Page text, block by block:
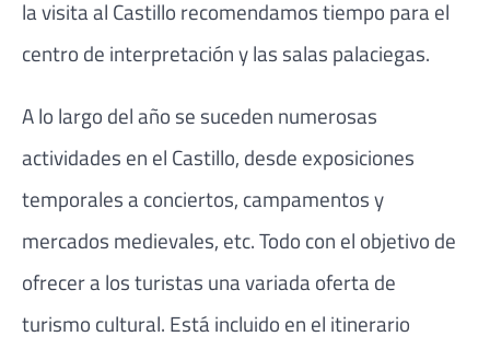
la visita al Castillo recomendamos tiempo para el
centro de interpretación y las salas palaciegas.
A lo largo del año se suceden numerosas
actividades en el Castillo, desde exposiciones
temporales a conciertos, campamentos y
mercados medievales, etc. Todo con el objetivo de
ofrecer a los turistas una variada oferta de
turismo cultural. Está incluido en el itinerario